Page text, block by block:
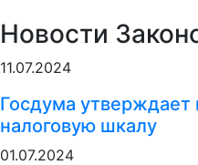
Новости
11.07.2024
Госдума утверждает
налоговую шкалу
01.07.2024